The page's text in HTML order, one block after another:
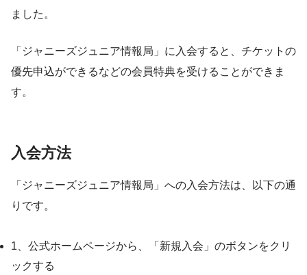
ました。
「ジャニーズジュニア情報局」に入会すると、チケットの
優先申込ができるなどの会員特典を受けることができま
す。
入会方法
「ジャニーズジュニア情報局」への入会方法は、以下の通
りです。
1、公式ホームページから、「新規入会」のボタンをクリ
ックする